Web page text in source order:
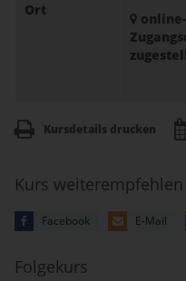
Ort
Kursdetails drucken
Kurs weiterempfehlen
Facebook E-Mail
Folgekurs